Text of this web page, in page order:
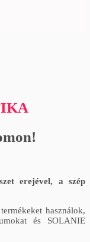
erejével, a szép
használok,
és SOLANIE